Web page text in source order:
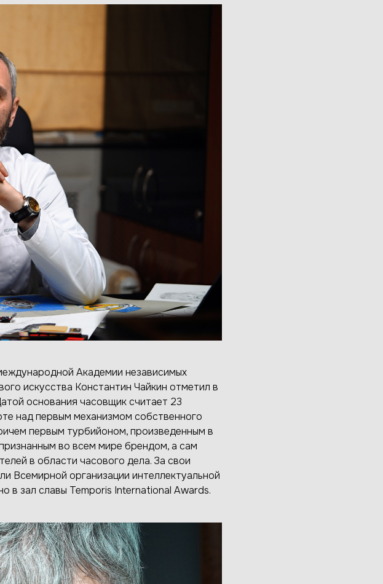
Академии независимых
искусства Константин Чайкин отметил в
основания часовщик считает 23
над первым механизмом собственного
первым турбийоном, произведенным в
во всем мире брендом, а сам
в области часового дела. За свои
Всемирной организации интеллектуальной
в зал славы Temporis International Awards.